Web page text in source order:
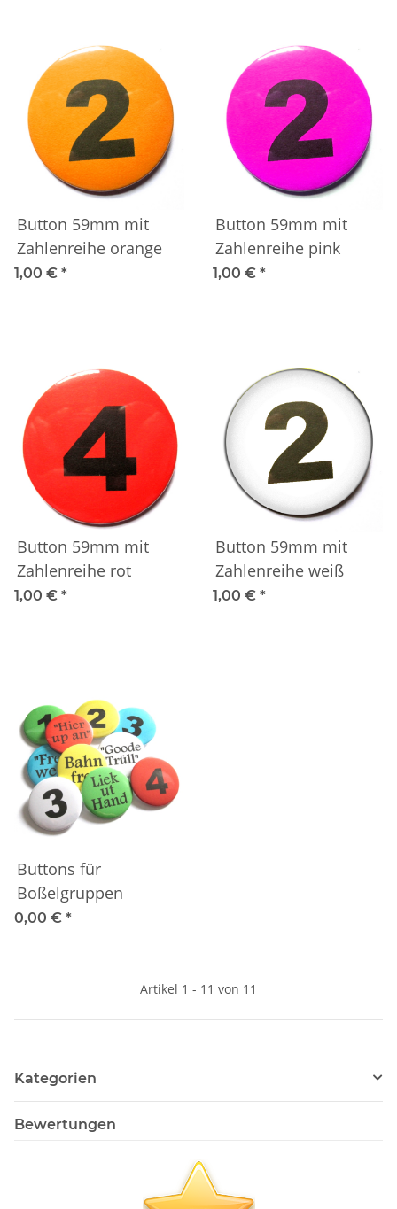
Button 59mm mit
Zahlenreihe orange
1,00 € *
Button 59mm mit
Zahlenreihe pink
1,00 € *
Button 59mm mit
Zahlenreihe rot
1,00 € *
Button 59mm mit
Zahlenreihe weiß
1,00 € *
Buttons für
Boßelgruppen
0,00 € *
Artikel 1 - 11 von 11
Kategorien
Bewertungen